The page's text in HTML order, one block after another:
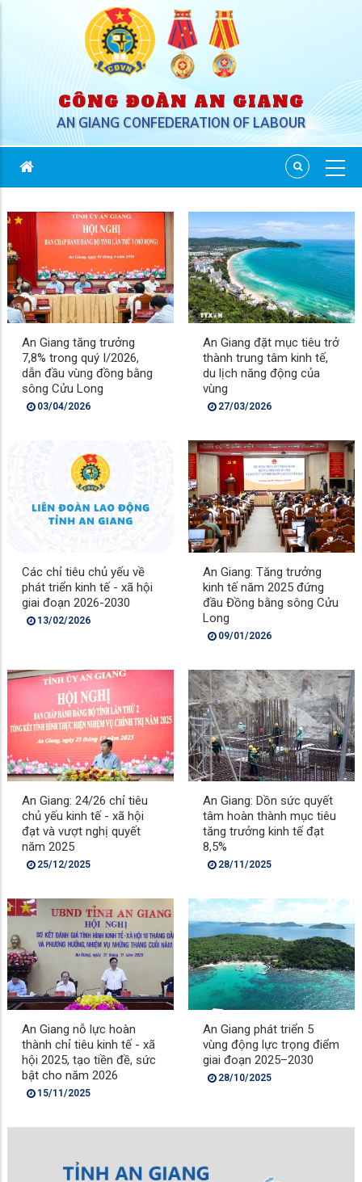
CÔNG ĐOÀN AN GIANG
AN GIANG CONFEDERATION OF LABOUR
An Giang tăng trưởng
7,8% trong quý I/2026,
dẫn đầu vùng đồng bằng
sông Cửu Long
03/04/2026
An Giang đặt mục tiêu trở
thành trung tâm kinh tế,
du lịch năng động của
vùng
27/03/2026
Các chỉ tiêu chủ yếu về
phát triển kinh tế - xã hội
giai đoạn 2026-2030
13/02/2026
An Giang: Tăng trưởng
kinh tế năm 2025 đứng
đầu Đồng bằng sông Cửu
Long
09/01/2026
An Giang: 24/26 chỉ tiêu
chủ yếu kinh tế - xã hội
đạt và vượt nghị quyết
năm 2025
25/12/2025
An Giang: Dồn sức quyết
tâm hoàn thành mục tiêu
tăng trưởng kinh tế đạt
8,5%
28/11/2025
An Giang nỗ lực hoàn
thành chỉ tiêu kinh tế - xã
hội 2025, tạo tiền đề, sức
bật cho năm 2026
15/11/2025
An Giang phát triển 5
vùng động lực trọng điểm
giai đoạn 2025–2030
28/10/2025